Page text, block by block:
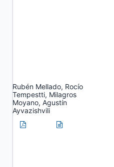
Rubén Mellado, Rocío
Tempestti, Milagros
Moyano, Agustín
Ayvazishvili